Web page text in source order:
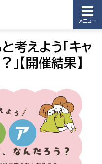
メニュー
考えよう「キャ
【開催結果】